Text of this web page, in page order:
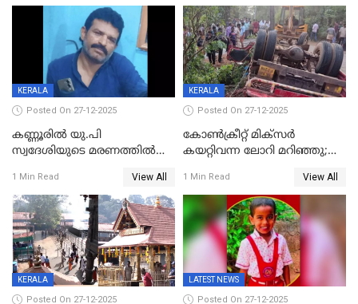
പത്തുപേരെ പുറത്താക്കി,
ചൊവ്വന്നൂരിലും നടപടി
KERALA
Posted On 27-12-2025
കണ്ണൂരിൽ യു.പി
സ്വദേശിയുടെ മരണത്തിൽ
കേസ്; തർക്കമുണ്ടായത്
ഫേഷ്യലിന് 300 രൂപ
ആവശ്യപ്പെട്ടതിനെച്ചൊല്ലി
1 Min Read View All
KERALA
Posted On 27-12-2025
കോണ്‍ക്രീറ്റ് മിക്‌സര്‍
കയറ്റിവന്ന ലോറി മറിഞ്ഞു;
അപകടം കണ്ണൂരിൽ
1 Min Read View All
KERALA
Posted On 27-12-2025
LATEST NEWS
Posted On 27-12-2025